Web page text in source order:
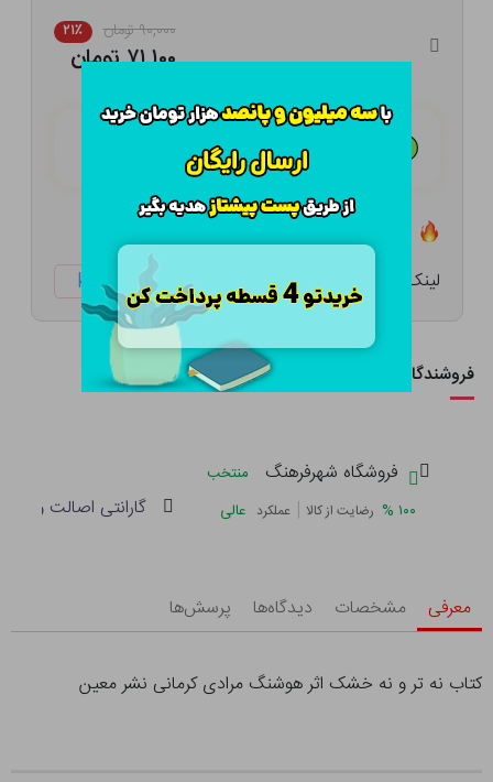
۹۰,۰۰۰ تومان ۲۱٪
۷۱,۱۰۰ تومان
هـر قسط با تــرب‌پــی: ۱۷,۷۷۵ تومان
لینک کوتاه: ketabtala.com/sbp-3663
فروشندگان این کالا
فروشگاه شهرفرهنگ
منتخب
۱۰۰ % رضایت از کالا | عملکرد عالی گارانتی اصالت و
معرفی مشخصات دیدگاه‌ها پرسش‌ها
کتاب نه تر و نه خشک اثر هوشنگ مرادی کرمانی نشر معین